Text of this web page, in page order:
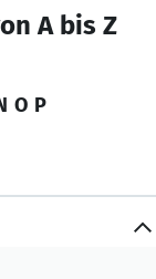
A bis Z
O P